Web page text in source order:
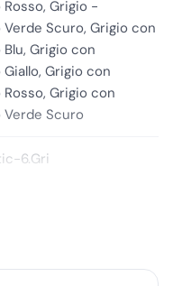
riciclabile
ebloccabilisu assale
Grigio -
Scuro, Grigio con
Grigio con
Grigio con
Grigio con
Scuro
6.Gri